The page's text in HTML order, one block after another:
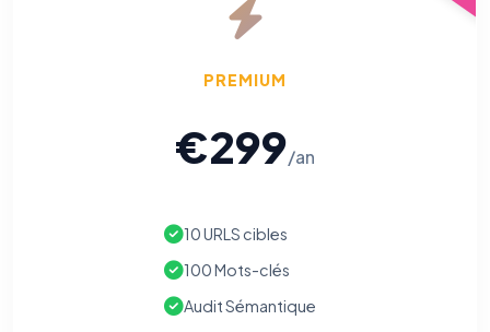
PREMIUM
€299/an
10 URLS cibles
100 Mots-clés
Audit Sémantique